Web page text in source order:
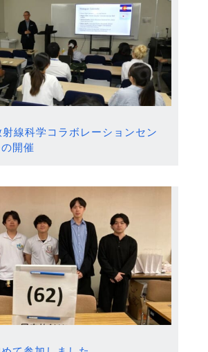
線科学コラボレーションセン
開催